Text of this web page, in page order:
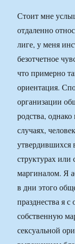
Стоит мне
отдаленно
лиге, у меня
безотчетное
что примерно
ориентация.
организации
родства,
случаях,
утвердившихся
структурах или
маргиналом. Я
в дни этого
празднества я
собственную
сексуальной